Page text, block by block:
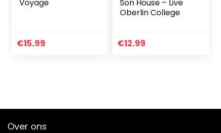
Voyage
€15.99
Son House – Live
Oberlin College
€12.99
Over ons